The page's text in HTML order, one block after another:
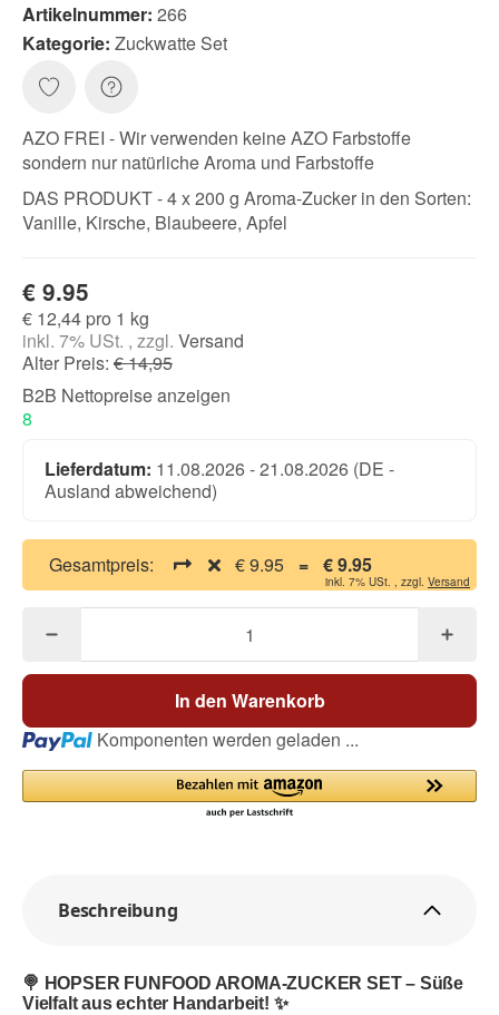
Artikelnummer: 266
Kategorie: Zuckwatte Set
AZO FREI - Wir verwenden keine AZO Farbstoffe
sondern nur natürliche Aroma und Farbstoffe
DAS PRODUKT - 4 x 200 g Aroma-Zucker in den Sorten:
Vanille, Kirsche, Blaubeere, Apfel
€ 9.95
€ 12,44 pro 1 kg
inkl. 7% USt. , zzgl. Versand
Alter Preis: € 14,95
B2B Nettopreise anzeigen
8
Lieferdatum: 11.08.2026 - 21.08.2026 (DE -
Ausland abweichend)
Gesamtpreis: € 9.95 = € 9.95
inkl. 7% USt. , zzgl. Versand
In den Warenkorb
Loading...Komponenten werden geladen ...
Beschreibung
🍭 HOPSER FUNFOOD AROMA-ZUCKER SET – Süße
Vielfalt aus echter Handarbeit! ✨